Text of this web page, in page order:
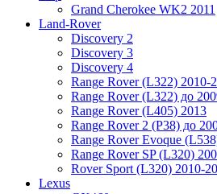
Grand Cherokee WK2 2011
Land-Rover
Discovery 2
Discovery 3
Discovery 4
Range Rover (L322) 2010-
Range Rover (L322) до
Range Rover (L405) 2013
Range Rover 2 (P38) до
Range Rover Evoque
Range Rover SP (L320)
Rover Sport (L320) 2010-
Lexus